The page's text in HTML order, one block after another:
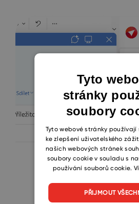
Tyto
stránky
soubory
Tyto webové stránky používají
ke zlepšení uživatelského
našich webových stránek
soubory cookie v souladu s
používání souborů cookie.
PŘIJMOUT